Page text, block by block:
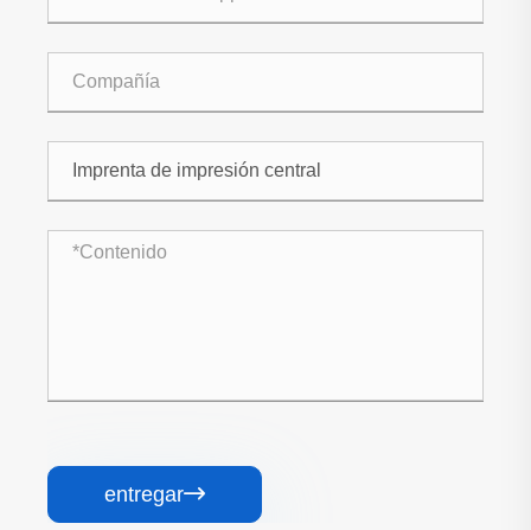
entregar